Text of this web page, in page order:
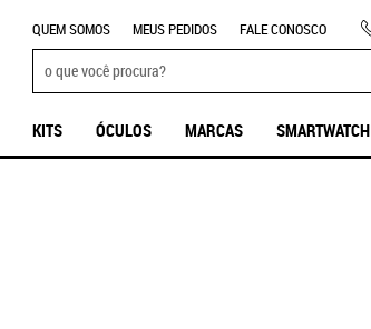
QUEM SOMOS MEUS PEDIDOS FALE CONOSCO
KITS ÓCULOS MARCAS SMARTWATCH